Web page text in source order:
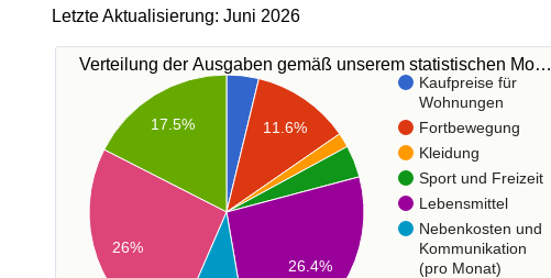
Letzte Aktualisierung: Juni 2026
Verteilung der Ausgaben gemäß unserem statistischen Mo…
Kaufpreise für
Wohnungen
Fortbewegung
Kleidung
Sport und Freizeit
Lebensmittel
Nebenkosten und
Kommunikation
(pro Monat)
11.6%
26.4%
17.5%
26%